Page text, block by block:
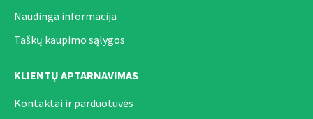
Naudinga informacija
Taškų kaupimo sąlygos
KLIENTŲ APTARNAVIMAS
Kontaktai ir parduotuvės